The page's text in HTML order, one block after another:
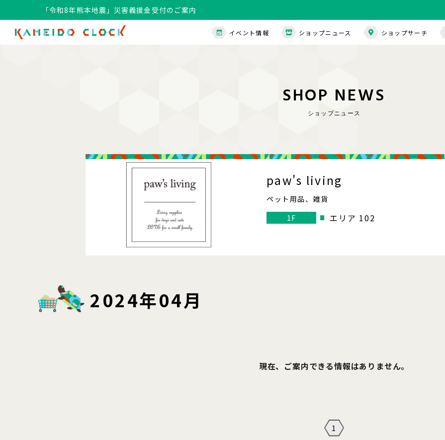
「令和8年熊本地震」災害義援金受付のご案内
イベント情報 ショップニュース ショップサーチ
SHOP NEWS
ショップニュース
paw's living
ペット用品、雑貨
1F
エリア 102
2024年04月
現在、ご案内できる情報はありません。
1